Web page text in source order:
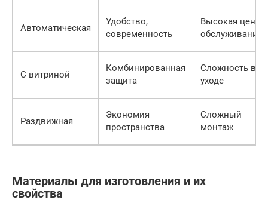
Автоматическая
Удобство,
современность
Высокая цена,
обслуживание
С витриной
Комбинированная
защита
Сложность в
уходе
Раздвижная
Экономия
пространства
Сложный
монтаж
Материалы для изготовления и их
свойства